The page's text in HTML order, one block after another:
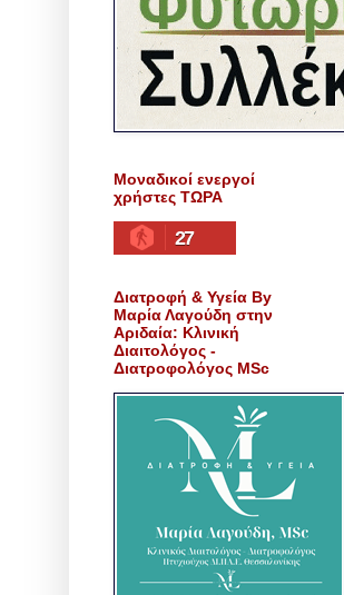
Μοναδικοί ενεργοί
χρήστες ΤΩΡΑ
27
Διατροφή & Υγεία By
Μαρία Λαγούδη στην
Αριδαία: Κλινική
Διαιτολόγος -
Διατροφολόγος MSc